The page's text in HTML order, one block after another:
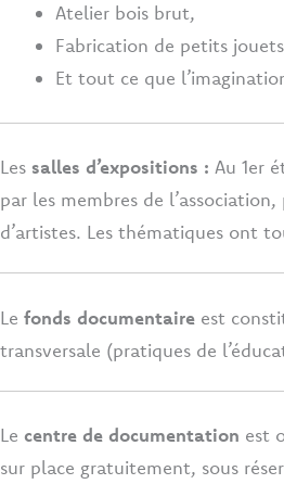
Atelier bois brut,
Fabrication de petits
Et tout ce que
Les salles d’expositions : Au 1er
par les membres de
d’artistes. Les thématiques ont
Le fonds documentaire est
transversale (pratiques de
Le centre de documentation est
sur place gratuitement, sous